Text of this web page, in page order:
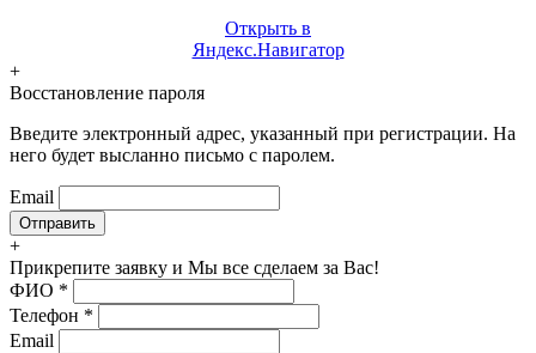
Открыть в
Яндекс.Навигатор
+
Восстановление пароля
Введите электронный адрес, указанный при регистрации. На
него будет высланно письмо с паролем.
Email
+
Прикрепите заявку и Мы все сделаем за Вас!
ФИО *
Телефон *
Email